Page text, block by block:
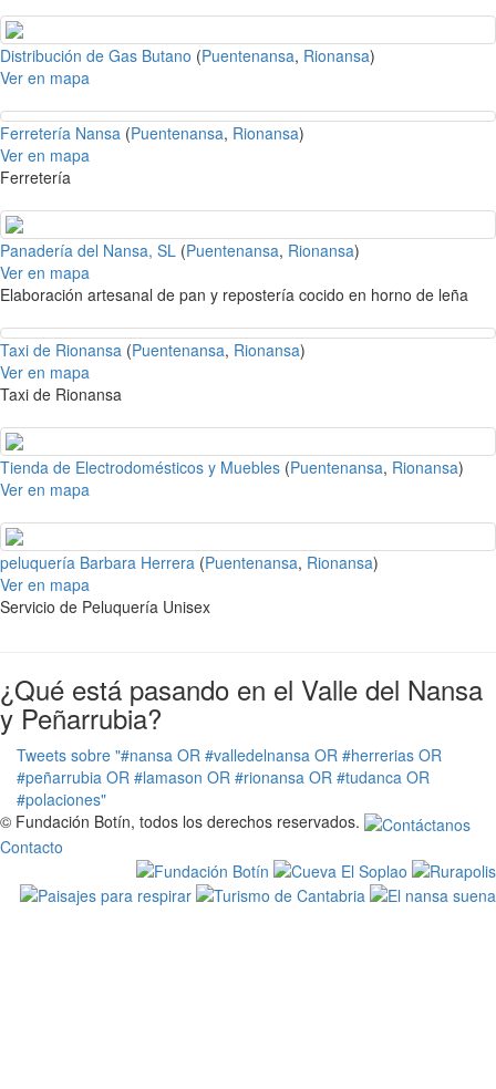
Distribución de Gas Butano (Puentenansa, Rionansa)
Ver en mapa
Ferretería Nansa (Puentenansa, Rionansa)
Ver en mapa
Ferretería
Panadería del Nansa, SL (Puentenansa, Rionansa)
Ver en mapa
Elaboración artesanal de pan y repostería cocido en horno de leña
Taxi de Rionansa (Puentenansa, Rionansa)
Ver en mapa
Taxi de Rionansa
Tienda de Electrodomésticos y Muebles (Puentenansa, Rionansa)
Ver en mapa
peluquería Barbara Herrera (Puentenansa, Rionansa)
Ver en mapa
Servicio de Peluquería Unisex
¿Qué está pasando en el Valle del Nansa
y Peñarrubia?
Tweets sobre "#nansa OR #valledelnansa OR #herrerias OR
#peñarrubia OR #lamason OR #rionansa OR #tudanca OR
#polaciones"
© Fundación Botín, todos los derechos reservados.
Contacto